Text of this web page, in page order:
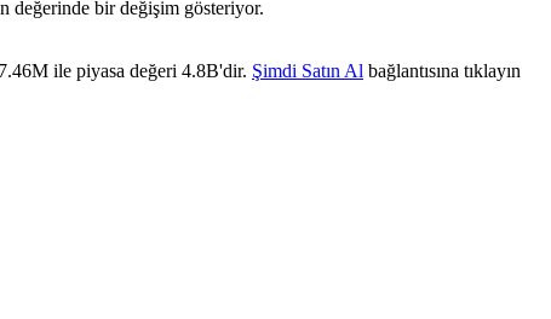
değerinde bir değişim gösteriyor.
ile piyasa değeri 4.8B'dir. Şimdi Satın Al bağlantısına tıklayın